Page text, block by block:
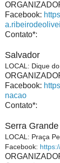
Facebook:
Contato*:
Salvador
LOCAL: Dique
Facebook:
nacao
Contato*:
Serra Grande
LOCAL: Praça
Facebook: